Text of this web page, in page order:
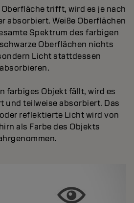
trifft, wird es je nach
absorbiert. Weiße Oberflächen
Spektrum des farbigen
Oberflächen nichts
Licht stattdessen
absorbieren.
farbiges Objekt fällt, wird es
und teilweise absorbiert. Das
reflektierte Licht wird von
als Farbe des Objekts